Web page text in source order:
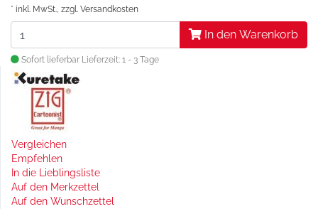
* inkl. MwSt., zzgl. Versandkosten
In den Warenkorb
Sofort lieferbar Lieferzeit: 1 - 3 Tage
Vergleichen
Empfehlen
In die Lieblingsliste
Auf den Merkzettel
Auf den Wunschzettel